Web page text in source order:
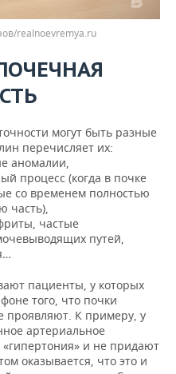
realnoevremya.ru
могут быть разные
перечисляет их:
аномалии,
процесс (когда в почке
со временем полностью
часть),
частые
путей,
пациенты, у которых
того, что почки
проявляют. К примеру, у
артериальное
«гипертония» и не придают
оказывается, что это и